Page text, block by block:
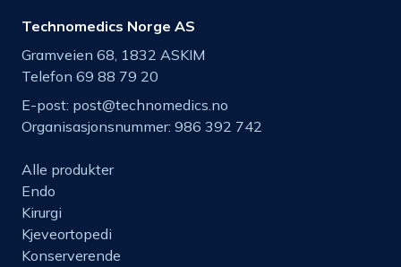
Technomedics Norge AS
Gramveien 68, 1832 ASKIM
Telefon 69 88 79 20
E-post: post@technomedics.no
Organisasjonsnummer: 986 392 742
Alle produkter
Endo
Kirurgi
Kjeveortopedi
Konserverende